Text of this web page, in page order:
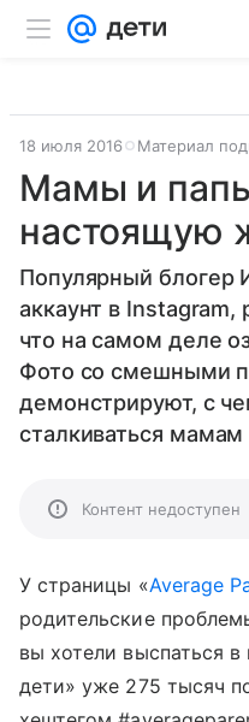
18 июля 2016 Материал
Мамы и
настоящую
Популярный блогер
аккаунт в
что на самом деле
Фото со смешными
демонстрируют, с
сталкиваться
Контент недоступен
У страницы «Average
родительские
вы хотели выспаться в
дети» уже 275 тысяч